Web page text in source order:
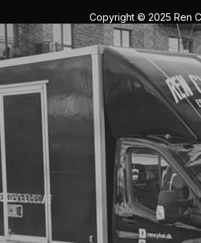
Copyright © 2025 Ren